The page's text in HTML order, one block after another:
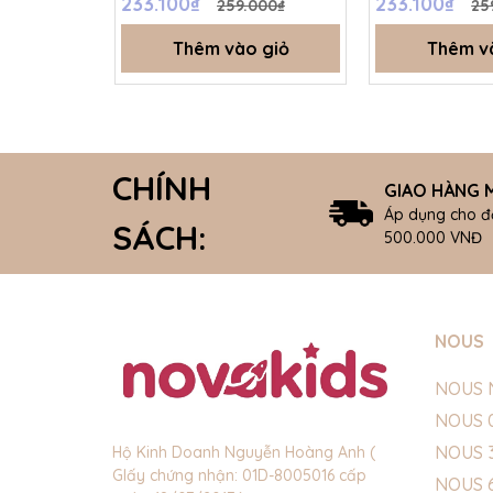
259.000₫
Thêm vào giỏ Thêm
CHÍNH
SÁCH:
GIAO HÀNG
Áp dụng cho
500.000 VNĐ
Hộ Kinh Doanh Nguyễn Hoàng Anh (
GIấy chứng nhận: 01D-8005016 cấp
NOUS
NOUS
NOUS
NOUS
NOUS